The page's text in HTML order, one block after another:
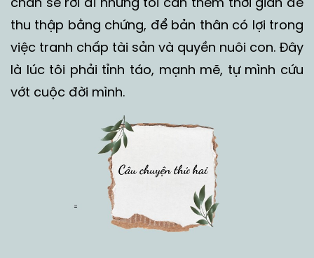
chắn sẽ rời đi nhưng tôi cần thêm thời gian để
thu thập bằng chứng, để bản thân có lợi trong
việc tranh chấp tài sản và quyền nuôi con. Đây
là lúc tôi phải tỉnh táo, mạnh mẽ, tự mình cứu
vớt cuộc đời mình.